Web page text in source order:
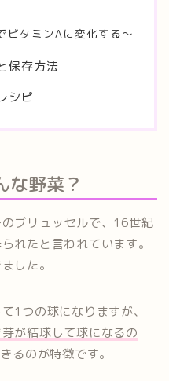
ビタミンAに変化する～
保存方法
シピ
な野菜？
ブリュッセルで、16世紀
れたと言われています。
した。
1つの球になりますが、
が結球して球になるの
るのが特徴です。